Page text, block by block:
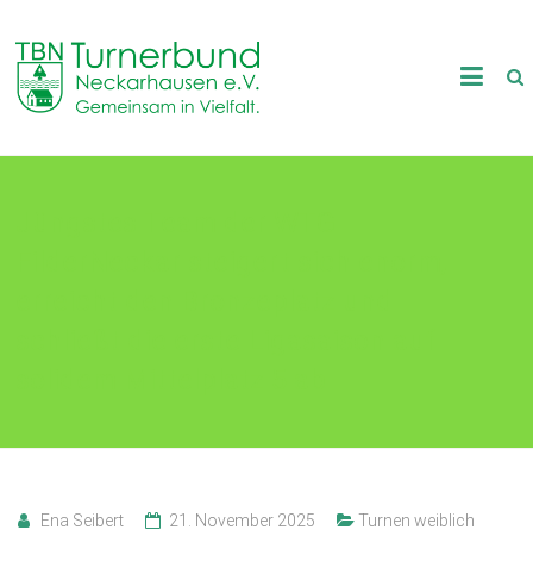
content
TB
Neckarhausen
Ena Seibert 21. November 2025 Turnen weiblich